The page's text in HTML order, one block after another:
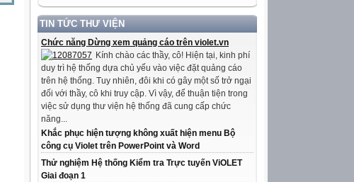
TIN TỨC THƯ VIỆN
Chức năng Dừng xem quảng cáo trên violet.vn
Kính chào các thầy, cô! Hiện tại, kinh phí
duy trì hệ thống dựa chủ yếu vào việc đặt quảng cáo
trên hệ thống. Tuy nhiên, đôi khi có gây một số trở ngại
đối với thầy, cô khi truy cập. Vì vậy, để thuận tiện trong
việc sử dụng thư viện hệ thống đã cung cấp chức
năng...
Khắc phục hiện tượng không xuất hiện menu Bộ
công cụ Violet trên PowerPoint và Word
Thử nghiệm Hệ thống Kiểm tra Trực tuyến ViOLET
Giai đoạn 1